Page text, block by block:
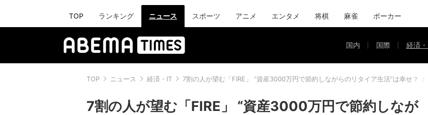
TOP ランキング ニュース スポーツ アニメ エンタメ 将棋 麻雀 ポーカー
国内 国際 経済
TOP ニュース 経済・IT 7割の人が望む「FIRE」 “資産3000万円で節約しながらのリタイア生活”は幸せ？
7割の人が望む「FIRE」 “資産3000万円で節約しなが